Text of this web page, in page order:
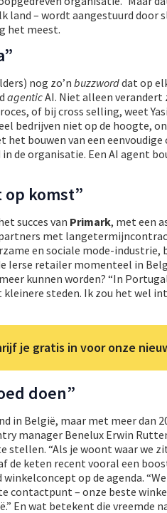
land – wordt aangestuurd door
het meest.
nog zo’n buzzworddat op
agenticAI. Niet alleen verandert
of bij cross selling, weet
bedrijven niet op de hoogte,
bouwen van een
de organisatie. Een AI agent
komst”
succes van Primark, met een
met
en sociale mode-industrie,
Ierse retailer momenteel in
kunnen worden? “In
steden. Ik zou het wel
je gratis in voor onze
doen”
in België, maar met meer dan
manager Benelux Erwin
“Als je woont waar we
de keten recent vooral een
op de agenda.
– onze beste
En wat betekent die vreemde